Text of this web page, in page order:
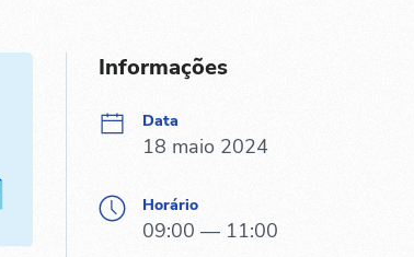
Informações
Data
18 maio 2024
Horário
09:00 — 11:00